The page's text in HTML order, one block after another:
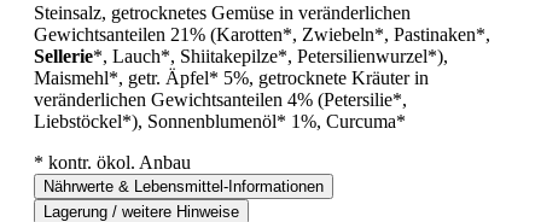
Steinsalz, getrocknetes Gemüse in veränderlichen
Gewichtsanteilen 21% (Karotten*, Zwiebeln*, Pastinaken*,
Sellerie*, Lauch*, Shiitakepilze*, Petersilienwurzel*),
Maismehl*, getr. Äpfel* 5%, getrocknete Kräuter in
veränderlichen Gewichtsanteilen 4% (Petersilie*,
Liebstöckel*), Sonnenblumenöl* 1%, Curcuma*
* kontr. ökol. Anbau
Nährwerte & Lebensmittel-Informationen
Lagerung / weitere Hinweise